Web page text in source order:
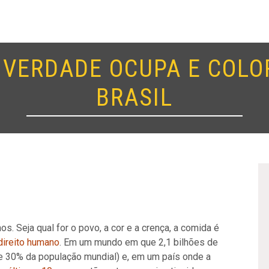
OCUPA E
BRASIL
Seja qual for o povo, a cor e a crença, a comida é
humano. Em um mundo em que 2,1 bilhões de
da população mundial) e, em um país onde a